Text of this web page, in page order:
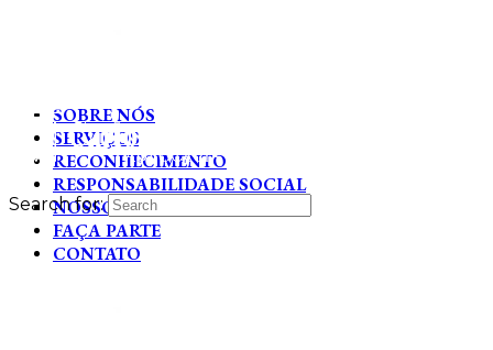
SOBRE NÓS
SERVIÇOS
RECONHECIMENTO
RESPONSABILIDADE SOCIAL
NOSSO BLOG
FAÇA PARTE
CONTATO
Search for: